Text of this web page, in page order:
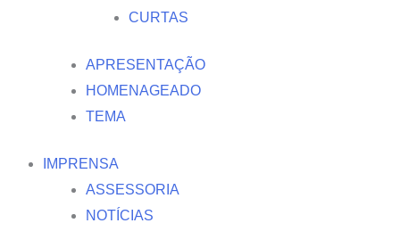
CURTAS
APRESENTAÇÃO
HOMENAGEADO
TEMA
IMPRENSA
ASSESSORIA
NOTÍCIAS